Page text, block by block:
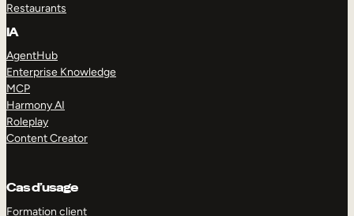
Restaurants
IA
AgentHub
Enterprise Knowledge
MCP
Harmony AI
Roleplay
Content Creator
Cas d’usage
Formation client